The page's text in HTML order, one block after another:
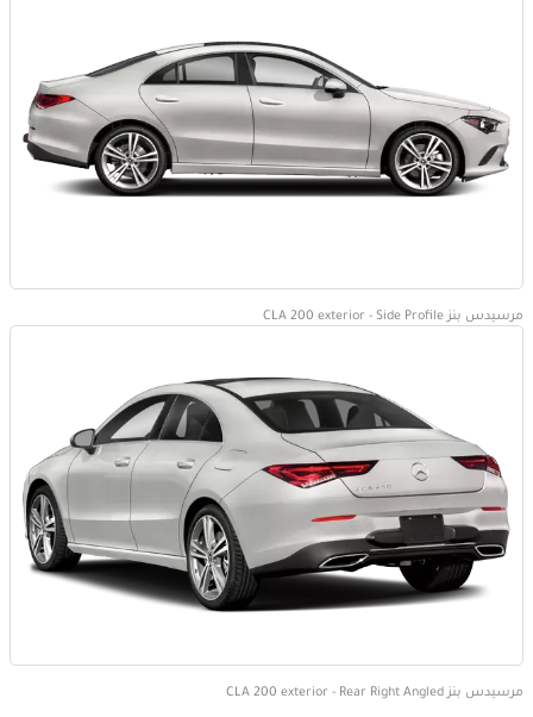
مرسيدس بنز CLA 200 exterior - Side Profile
مرسيدس بنز CLA 200 exterior - Rear Right Angled